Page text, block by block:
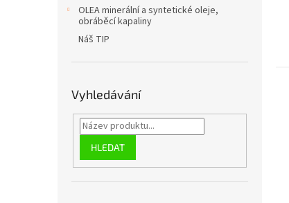
OLEA minerální a syntetické oleje,
obráběcí kapaliny
Náš TIP
Vyhledávání
HLEDAT